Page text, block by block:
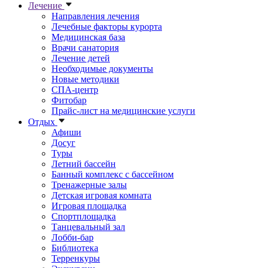
Лечение
Направления лечения
Лечебные факторы курорта
Медицинская база
Врачи санатория
Лечение детей
Необходимые документы
Новые методики
СПА-центр
Фитобар
Прайс-лист на медицинские услуги
Отдых
Афиши
Досуг
Туры
Летний бассейн
Банный комплекс с бассейном
Тренажерные залы
Детская игровая комната
Игровая площадка
Спортплощадка
Танцевальный зал
Лобби-бар
Библиотека
Терренкуры